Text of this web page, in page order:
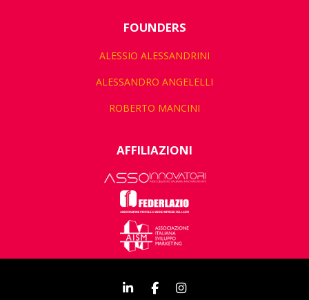
FOUNDERS
ALESSIO ALESSANDRINI
ALESSANDRO ANGELELLI
ROBERTO MANCINI
AFFILIAZIONI